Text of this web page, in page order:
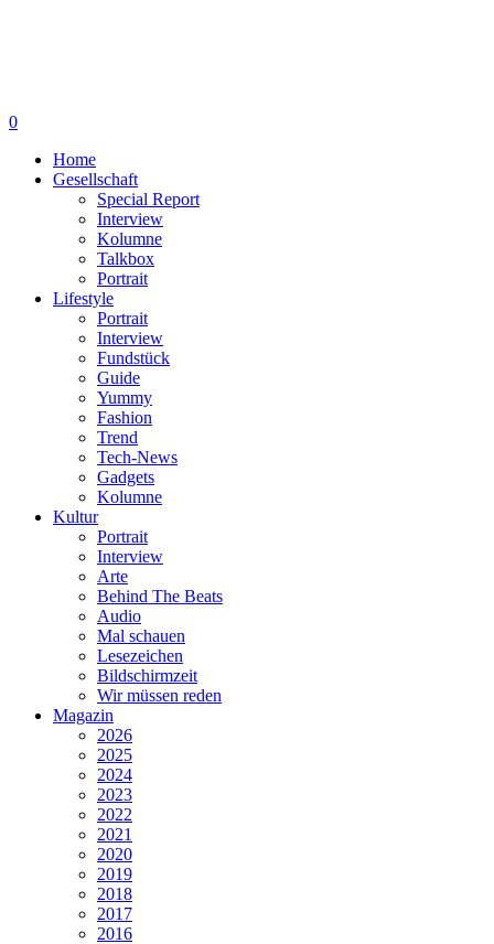
0
Home
Gesellschaft
Special Report
Interview
Kolumne
Talkbox
Portrait
Lifestyle
Portrait
Interview
Fundstück
Guide
Yummy
Fashion
Trend
Tech-News
Gadgets
Kolumne
Kultur
Portrait
Interview
Arte
Behind The Beats
Audio
Mal schauen
Lesezeichen
Bildschirmzeit
Wir müssen reden
Magazin
2026
2025
2024
2023
2022
2021
2020
2019
2018
2017
2016